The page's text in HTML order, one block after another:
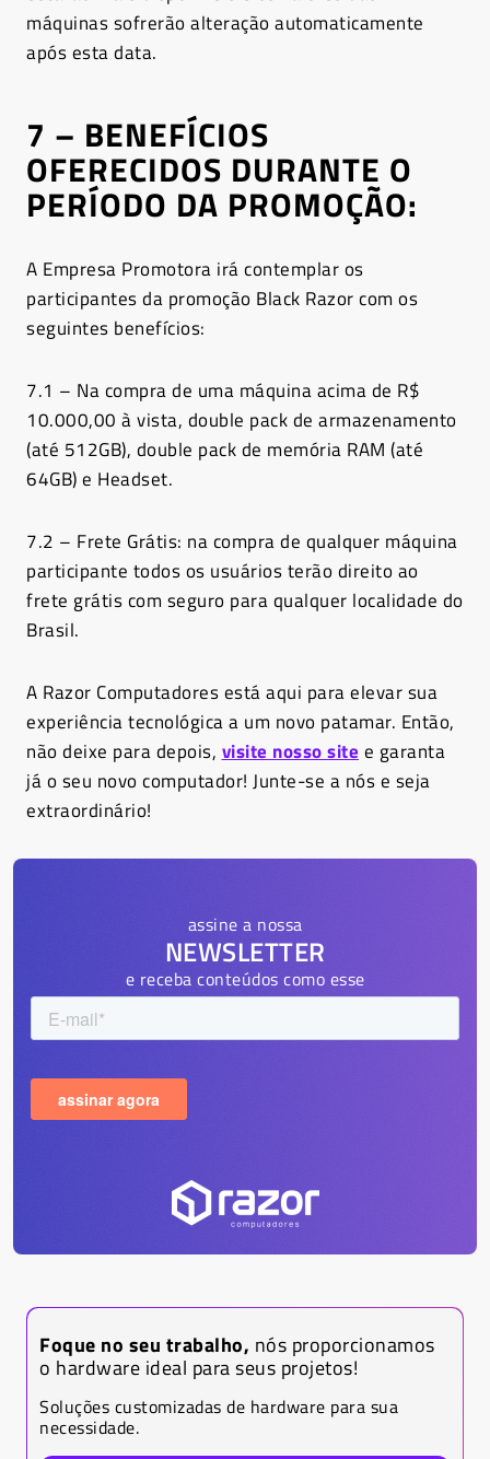
máquinas sofrerão alteração automaticamente
após esta data.
7 – BENEFÍCIOS
OFERECIDOS DURANTE O
PERÍODO DA PROMOÇÃO:
A Empresa Promotora irá contemplar os
participantes da promoção Black Razor com os
seguintes benefícios:
7.1 – Na compra de uma máquina acima de R$
10.000,00 à vista, double pack de armazenamento
(até 512GB), double pack de memória RAM (até
64GB) e Headset.
7.2 – Frete Grátis: na compra de qualquer máquina
participante todos os usuários terão direito ao
frete grátis com seguro para qualquer localidade do
Brasil.
A Razor Computadores está aqui para elevar sua
experiência tecnológica a um novo patamar. Então,
não deixe para depois,visite nosso sitee garanta
já o seu novo computador! Junte-se a nós e seja
extraordinário!
assine a nossa
NEWSLETTER
e receba conteúdos como esse
Foque no seu trabalho, nós proporcionamos
o hardware ideal para seus projetos!
Soluções customizadas de hardware para sua
necessidade.